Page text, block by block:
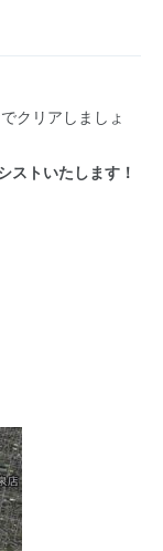
クリアしましょ
ストいたします！